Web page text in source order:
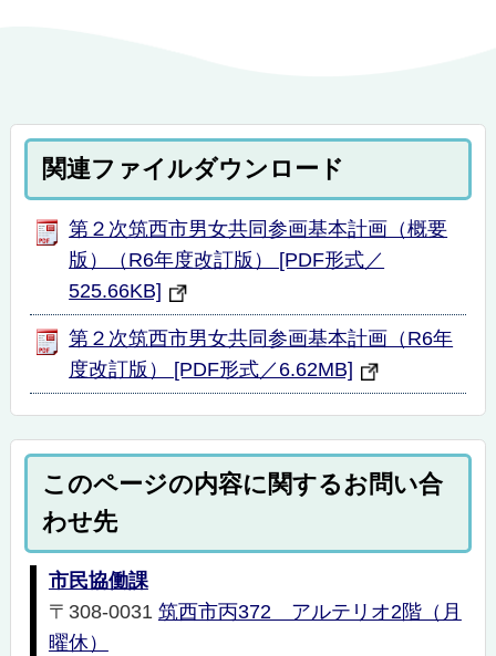
関連ファイルダウンロード
第２次筑西市男女共同参画基本計画（概要
版）（R6年度改訂版） [PDF形式／
525.66KB]
第２次筑西市男女共同参画基本計画（R6年
度改訂版） [PDF形式／6.62MB]
このページの内容に関するお問い合
わせ先
市民協働課
〒308-0031 筑西市丙372 アルテリオ2階（月
曜休）